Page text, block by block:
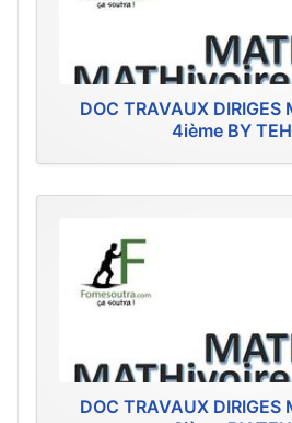
DOC TRAVAUX DIRIGES
4ième BY
DOC TRAVAUX DIRIGES